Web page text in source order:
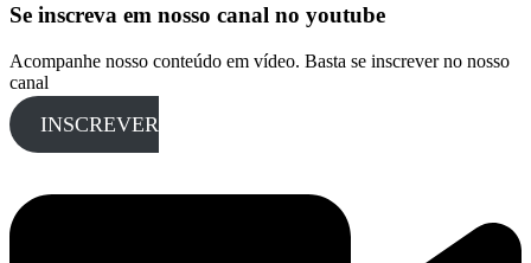
Se inscreva em nosso canal no youtube
Acompanhe nosso conteúdo em vídeo. Basta se inscrever no nosso
canal
INSCREVER